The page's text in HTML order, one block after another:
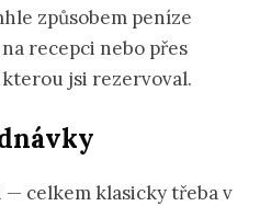
způsobem peníze
recepci nebo přes
jsi rezervoval.
celkem klasicky třeba v